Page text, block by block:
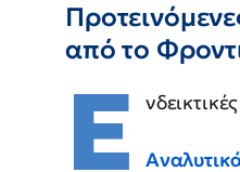
από το
Ε